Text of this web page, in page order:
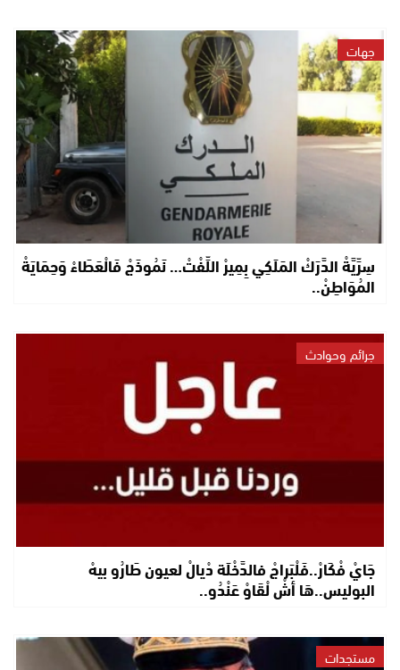
جهات
سِرِّيَّةْ الدَّرَكْ المَلَكِي بِمِيرْ اللِّفْتْ… نَمُوذَجْ فَالْعَطَاءْ وَحِمَايَةْ
المُوَاطِنْ..
جرائم وحوادث
جَايْ فْكَارْ..فَلْبَراجْ فالدَّخْلَة دْيالْ لعيون طَارُو بيهْ
البوليس..هَا أشْ لْقَاوْ عَنْدُو..
مستجدات